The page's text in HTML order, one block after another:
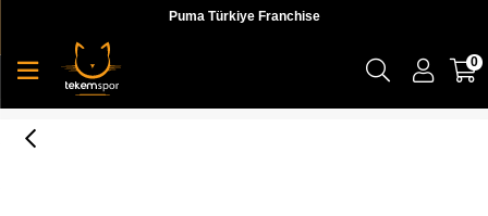
Puma Türkiye Franchise
0